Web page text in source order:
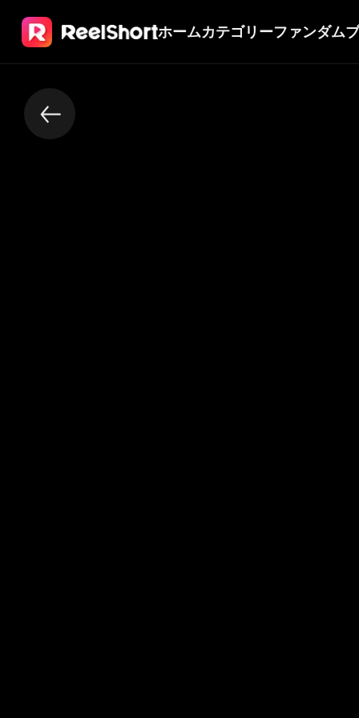
ホームカテゴリーファンダム